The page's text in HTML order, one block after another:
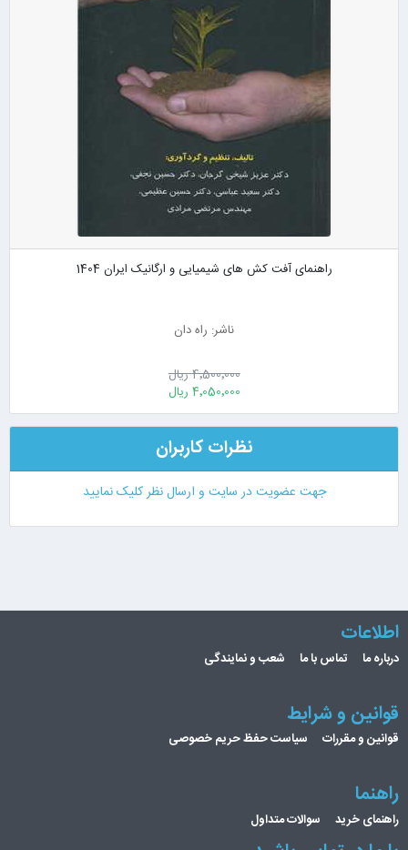
راهنمای آفت کش های شیمیایی و ارگانیک ایران 1404
ناشر: راه دان
4٬500٬000 ریال
4٬050٬000 ریال
نظرات کاربران
جهت عضویت در سایت و ارسال نظر کلیک نمایید
اطلاعات
درباره ما تماس با ما شعب و نمایندگی
قوانین و شرایط
قوانین و مقررات سیاست حفظ حریم خصوصی
راهنما
راهنمای خرید سوالات متداول